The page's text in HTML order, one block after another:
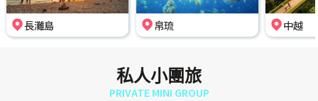
長灘島 帛琉 中越
私人小團旅
PRIVATE MINI GROUP